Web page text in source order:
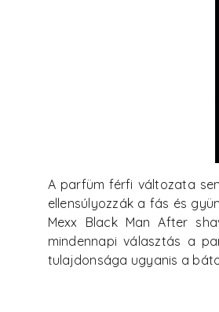
A parfüm férfi változata
ellensúlyozzák a fás és
Mexx Black Man After
mindennapi választás a
tulajdonsága ugyanis a